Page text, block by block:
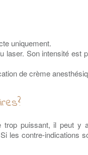
uniquement.
laser. Son intensité est
de crème
puissant, il peut y
les contre-indications